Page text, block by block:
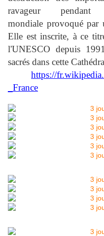
ravageur
mondiale provoqué par
Elle est inscrite, à ce
l'UNESCO depuis
sacrés dans cette
https://
_France